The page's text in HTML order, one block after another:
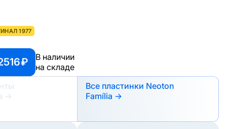
1977
₽
В наличии
на складе
→
Все пластинки Neoton
Família →